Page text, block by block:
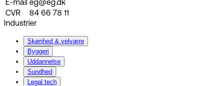
E-mail eg@eg.dk
CVR
84 66 78 11
Industrier
Skønhed & velvære
Byggeri
Uddannelse
Sundhed
Legal tech